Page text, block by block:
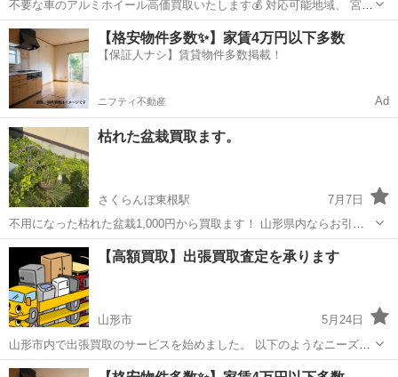
不要な車のアルミホイール高価買取いたします💰️ 対応可能地域、 宮
城、福島、岩手、山形、秋田、青森 千葉、茨城、栃木、群馬、埼玉、
東京、神奈川 GW、お盆、お正月、土日祝 24時問 年中無休❗ ...
宮城 仙台市 リサイクルショップ タイヤ
【格安物件多数✨】家賃4万円以下多数
【保証人ナシ】賃貸物件多数掲載！
ニフティ不動産 Ad
枯れた盆栽買取ます。
さくらんぼ東根駅
7月7日
不用になった枯れた盆栽1,000円から買取ます！ 山形県内ならお引き
取りに伺いますので、お気軽にご連絡ください！
山形 東根市 さくらんぼ東根駅 リサイクルショップ
【高額買取】出張買取査定を承ります
山形市
5月24日
山形市内で出張買取のサービスを始めました。 以下のようなニーズに
お応えできます。 ・不用品の処分 ・引っ越し前後のまとめ処分 ・生
山形 山形市 リサイクルショップ 無料